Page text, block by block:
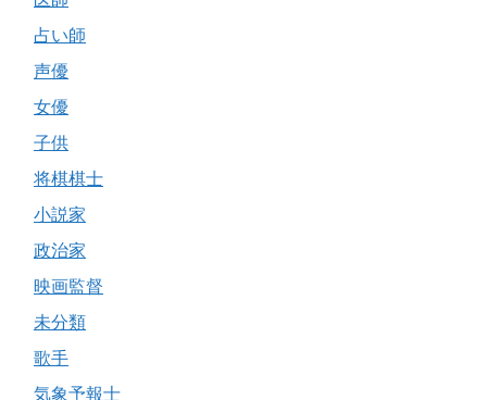
占い師
声優
女優
子供
将棋棋士
小説家
政治家
映画監督
未分類
歌手
気象予報士